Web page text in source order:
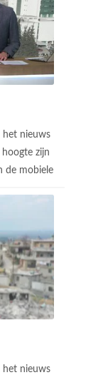
het nieuws
zijn
de mobiele
het nieuws